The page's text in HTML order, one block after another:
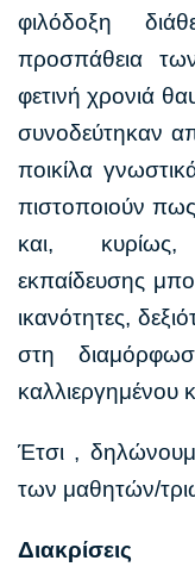
φιλόδοξη
προσπάθεια
φετινή χρονιά
συνοδεύτηκαν
ποικίλα
πιστοποιούν
και, κυρίως,
εκπαίδευσης
ικανότητες,
στη
καλλιεργημένου
Έτσι ,
των μαθητών/